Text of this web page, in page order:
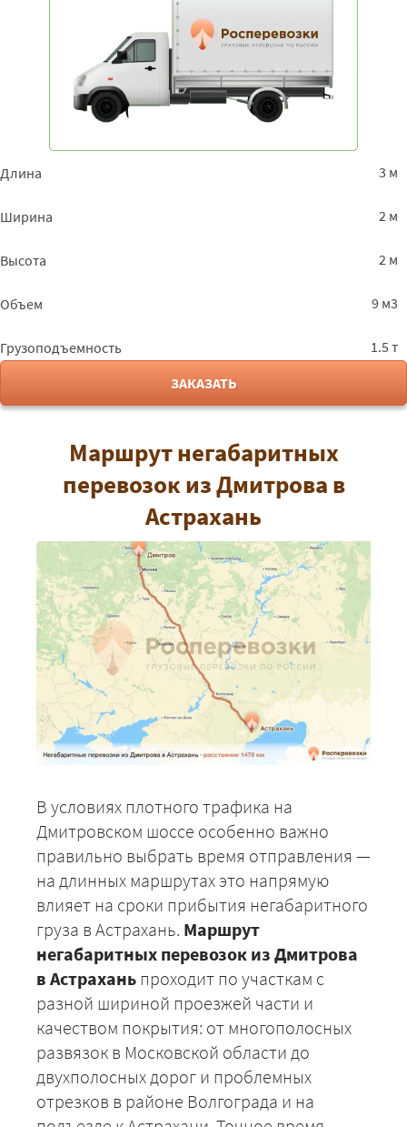
Длина 3 м
Ширина 2 м
Высота 2 м
Объем 9 м3
Грузоподъемность
1.5 т
ЗАКАЗАТЬ
Маршрут негабаритных
перевозок из Дмитрова в
Астрахань
В условиях плотного трафика на
Дмитровском шоссе особенно важно
правильно выбрать время отправления —
на длинных маршрутах это напрямую
влияет на сроки прибытия негабаритного
груза в Астрахань. Маршрут
негабаритных перевозок из Дмитрова
в Астрахань проходит по участкам с
разной шириной проезжей части и
качеством покрытия: от многополосных
развязок в Московской области до
двухполосных дорог и проблемных
отрезков в районе Волгограда и на
+7 (499) 520-05-23